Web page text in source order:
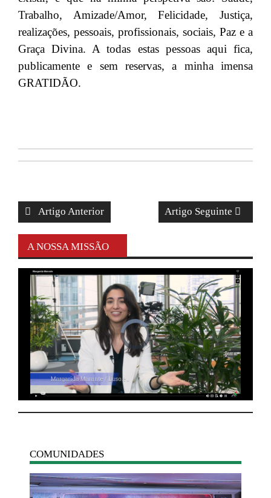
Trabalho, Amizade/Amor, Felicidade, Justiça,
realizações, pessoais, profissionais, sociais, Paz e a
Graça Divina. A todas estas pessoas aqui fica,
publicamente e sem reservas, a minha imensa
GRATIDÃO.
Artigo Anterior Artigo Seguinte
A NOSSA MISSÃO
COMUNIDADES